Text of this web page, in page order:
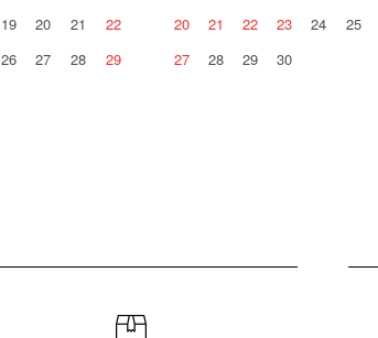
19 20 21
22
26 27 28
29
20
21 22 23 24 25
27
28 29 30